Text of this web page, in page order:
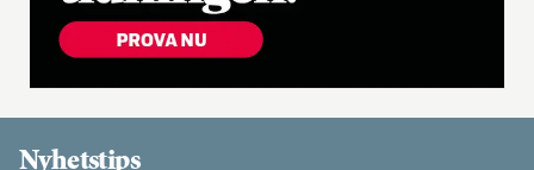
Nyhetstips